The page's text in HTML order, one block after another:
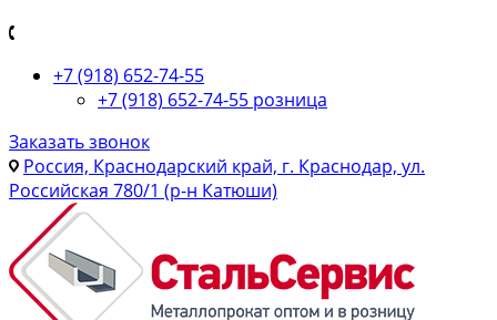
+7 (918) 652-74-55
+7 (918) 652-74-55 розница
Заказать звонок
Россия, Краснодарский край, г. Краснодар, ул.
Российская 780/1 (р-н Катюши)